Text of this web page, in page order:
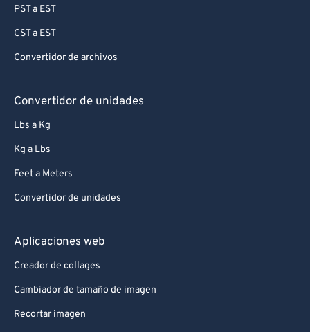
PST a EST
CST a EST
Convertidor de archivos
Convertidor de unidades
Lbs a Kg
Kg a Lbs
Feet a Meters
Convertidor de unidades
Aplicaciones web
Creador de collages
Cambiador de tamaño de imagen
Recortar imagen